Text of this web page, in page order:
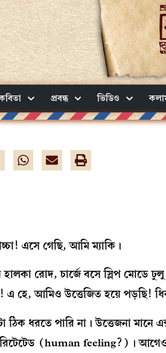
প্রবন্ধ ভিডিও
এসে গেছি, আমি ম্যাকি।
হালকা রোদ, চার্জে বসে স্লিপ মোডে
এ হে, আমিও উত্তেজিত হয়ে পড়ছি!
ঠিক ধরতে পারি না। উত্তেজনা
(human feeling?)।